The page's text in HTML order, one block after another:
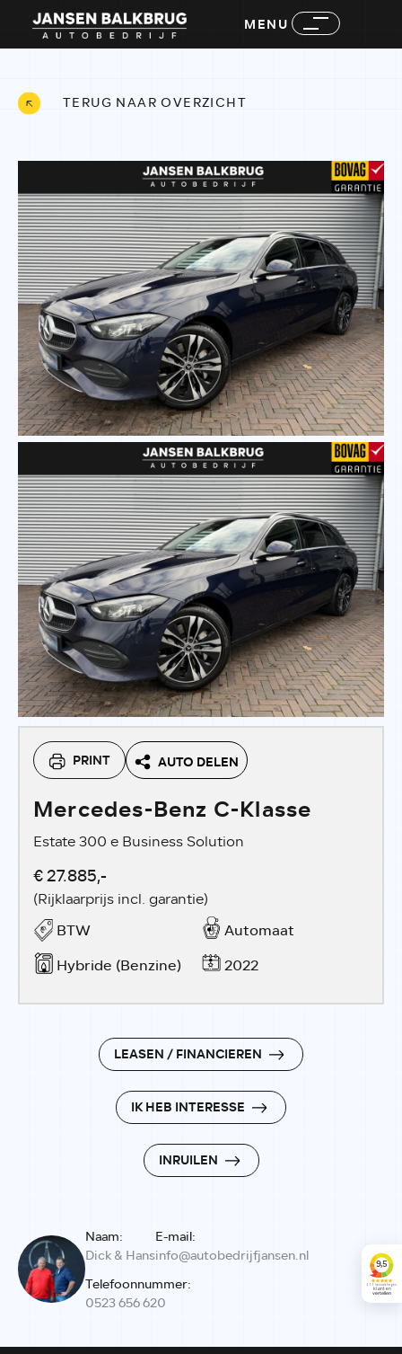
MENU
TERUG NAAR OVERZICHT
PRINT AUTO DELEN
Mercedes-Benz C-Klasse
Estate 300 e Business Solution
€ 27.885,-
(Rijklaarprijs incl. garantie)
BTW
Automaat
Hybride (Benzine)
2022
LEASEN / FINANCIEREN
IK HEB INTERESSE
INRUILEN
Naam:
Dick & Hans
E-mail:
info@autobedrijfjansen.nl
Telefoonnummer:
0523 656 620